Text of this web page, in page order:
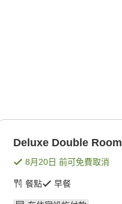
Deluxe Double Room
8月20日 前可免費取消
餐點 早餐